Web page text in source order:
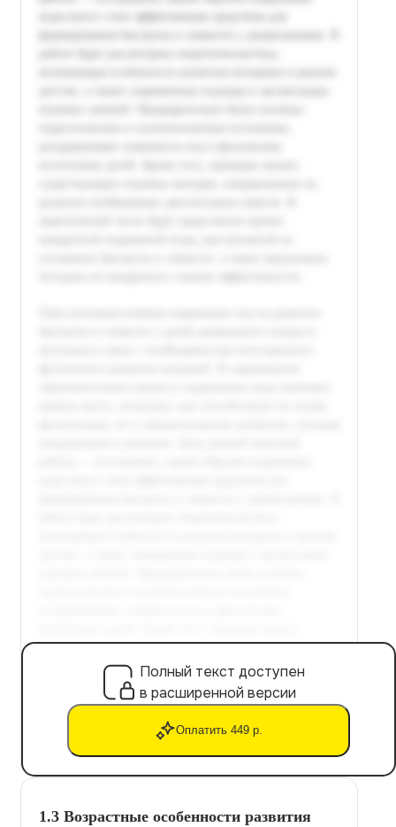
Полный текст доступен
в расширенной версии
Оплатить 449 р.
1.3 Возрастные особенности развития